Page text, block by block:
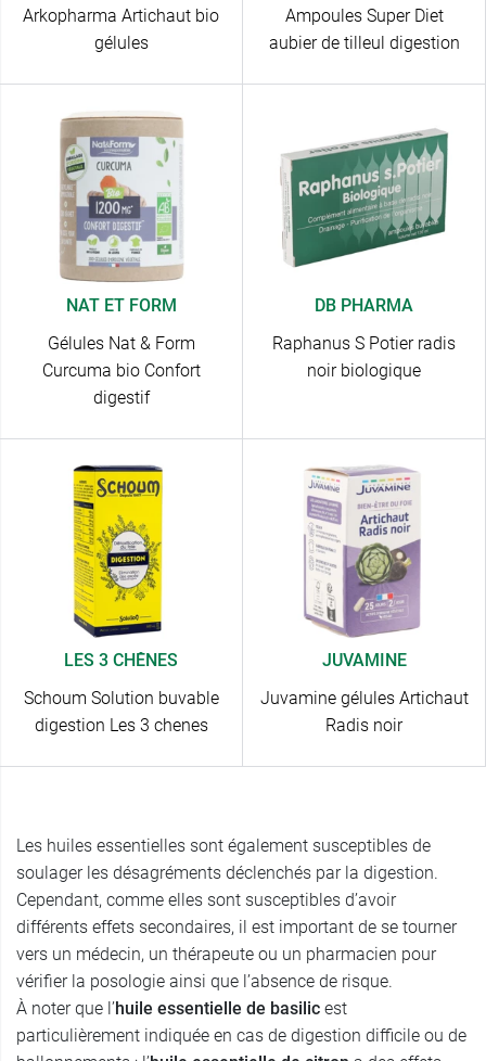
Arkopharma Artichaut bio
gélules
Ampoules Super Diet
aubier de tilleul digestion
NAT ET FORM
Gélules Nat & Form
Curcuma bio Confort
digestif
DB PHARMA
Raphanus S Potier radis
noir biologique
LES 3 CHÊNES
Schoum Solution buvable
digestion Les 3 chenes
JUVAMINE
Juvamine gélules Artichaut
Radis noir
Les huiles essentielles sont également susceptibles de
soulager les désagréments déclenchés par la digestion.
Cependant, comme elles sont susceptibles d’avoir
différents effets secondaires, il est important de se tourner
vers un médecin, un thérapeute ou un pharmacien pour
vérifier la posologie ainsi que l’absence de risque.
À noter que l’huile essentielle de basilic est
particulièrement indiquée en cas de digestion difficile ou de